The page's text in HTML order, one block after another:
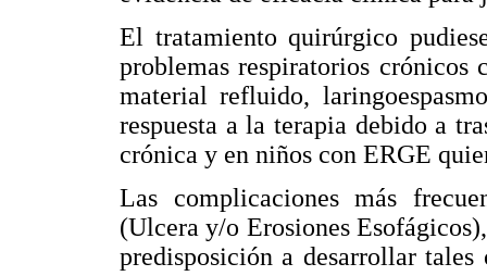
El tratamiento quirúrgico
problemas respiratorios crónicos
material refluido,
respuesta a la terapia debido a
crónica y en niños con ERGE
Las complicaciones más
(Ulcera y/o Erosiones
predisposición a desarrollar